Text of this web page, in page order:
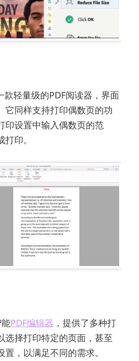
轻量级的PDF阅读器，界面
它同样支持打印偶数页的功
印设置中输入偶数页的范
印。
PDF编辑器 ，提供了多种打
选择打印特定的页面，甚至
，以满足不同的需求。